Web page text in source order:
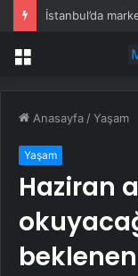
Menü
Anasayfa /Yaşam
Yaşam
Haziran